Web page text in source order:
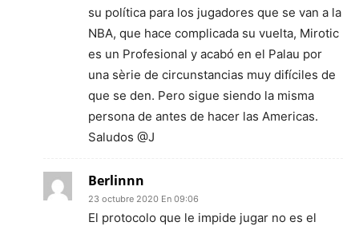
su política para los jugadores que se van a la
NBA, que hace complicada su vuelta, Mirotic
es un Profesional y acabó en el Palau por
una sèrie de circunstancias muy difíciles de
que se den. Pero sigue siendo la misma
persona de antes de hacer las Americas.
Saludos @J
Berlinnn
23 octubre 2020 En 09:06
El protocolo que le impide jugar no es el